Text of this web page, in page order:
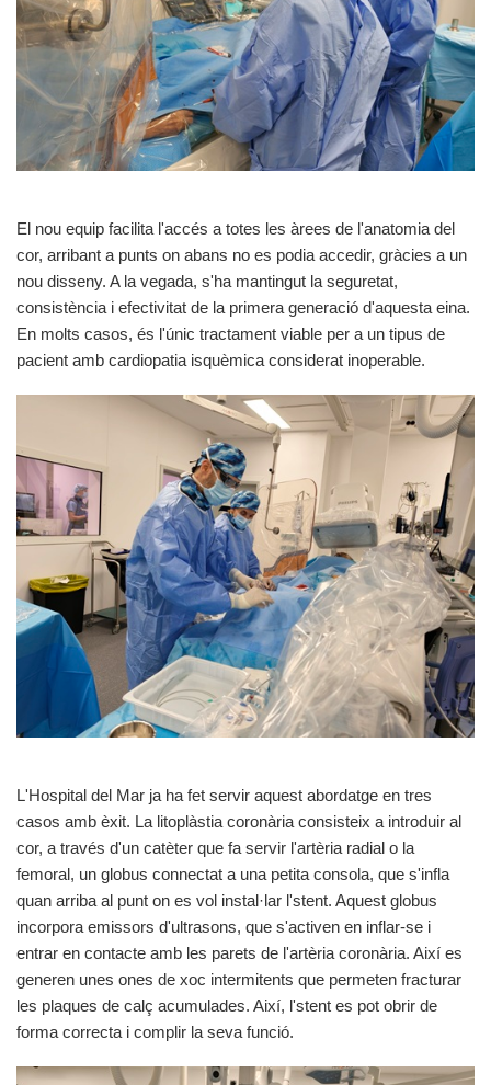
El nou equip facilita l'accés a totes les àrees de l'anatomia del
cor, arribant a punts on abans no es podia accedir, gràcies a un
nou disseny. A la vegada, s'ha mantingut la seguretat,
consistència i efectivitat de la primera generació d'aquesta eina.
En molts casos, és l'únic tractament viable per a un tipus de
pacient amb cardiopatia isquèmica considerat inoperable.
L'Hospital del Mar ja ha fet servir aquest abordatge en tres
casos amb èxit. La litoplàstia coronària consisteix a introduir al
cor, a través d'un catèter que fa servir l'artèria radial o la
femoral, un globus connectat a una petita consola, que s'infla
quan arriba al punt on es vol instal·lar l'stent. Aquest globus
incorpora emissors d'ultrasons, que s'activen en inflar-se i
entrar en contacte amb les parets de l'artèria coronària. Així es
generen unes ones de xoc intermitents que permeten fracturar
les plaques de calç acumulades. Així, l'stent es pot obrir de
forma correcta i complir la seva funció.